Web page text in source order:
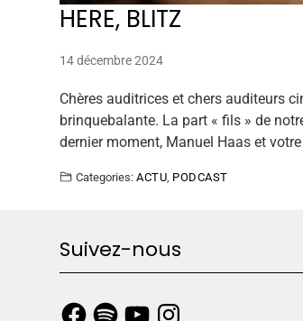
HERE, BLITZ
14 décembre 2024
Chères auditrices et chers auditeurs
brinquebalante. La part « fils » de
dernier moment, Manuel Haas et
Categories: ACTU PODCAST
Suivez-nous